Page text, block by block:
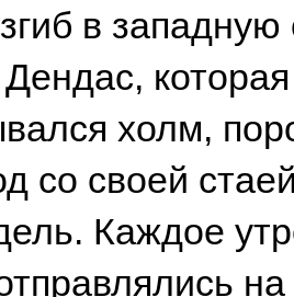
в
Дендас,
холм,
со своей
Каждое